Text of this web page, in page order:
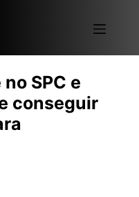
SPC e
conseguir